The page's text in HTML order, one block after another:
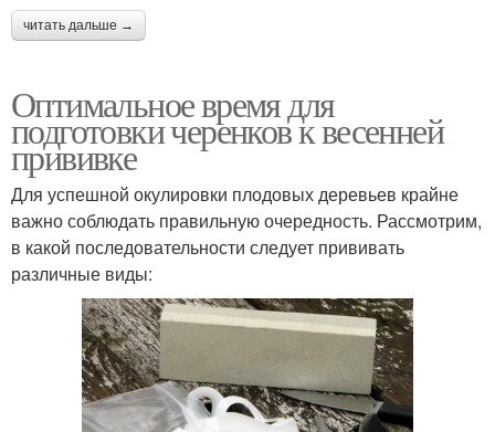
читать дальше →
Оптимальное время для
подготовки черенков к весенней
прививке
Для успешной окулировки плодовых деревьев крайне
важно соблюдать правильную очередность. Рассмотрим,
в какой последовательности следует прививать
различные виды: